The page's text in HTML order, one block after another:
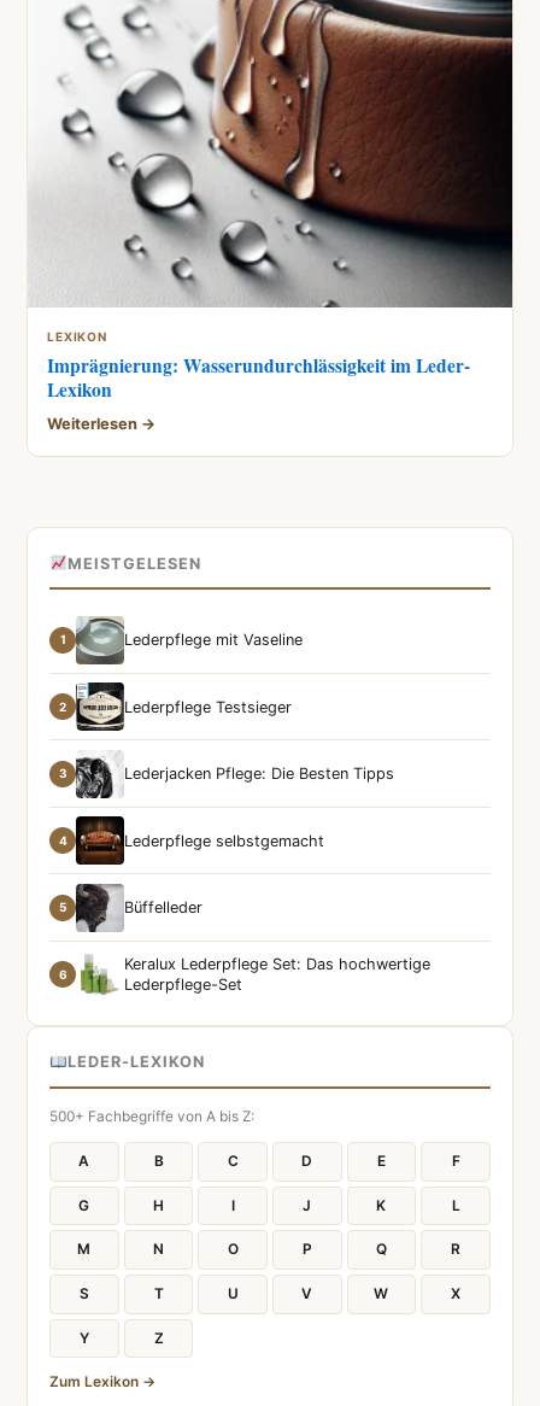
LEXIKON
Imprägnierung: Wasserundurchlässigkeit im Leder-
Lexikon
Weiterlesen →
MEISTGELESEN
1 Lederpflege mit Vaseline
2 Lederpflege Testsieger
3 Lederjacken Pflege: Die Besten Tipps
4 Lederpflege selbstgemacht
5 Büffelleder
6
Keralux Lederpflege Set: Das hochwertige
Lederpflege-Set
LEDER-LEXIKON
500+ Fachbegriffe von A bis Z:
A B C D E F
G H I J K L
M N O P Q R
S T U V W X
Y Z
Zum Lexikon →